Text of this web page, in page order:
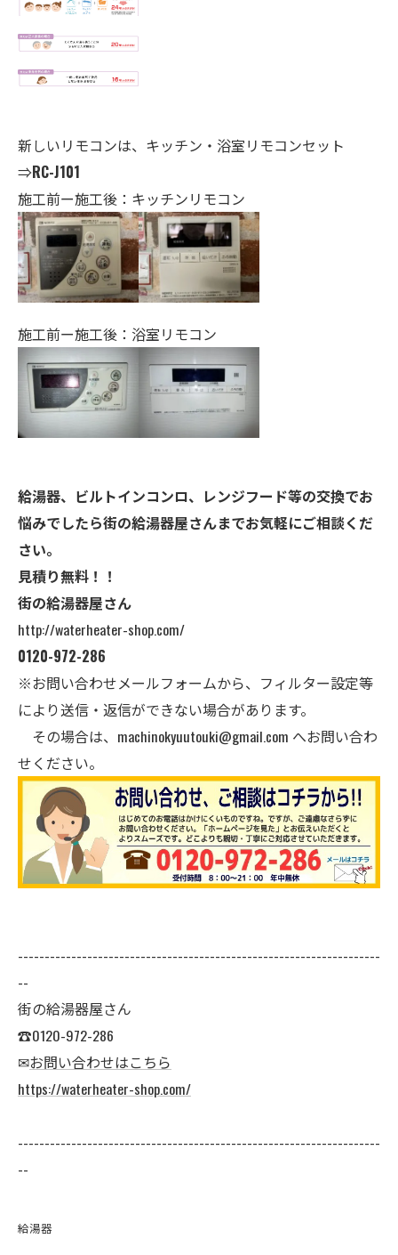
新しいリモコンは、キッチン・ 浴室リモコンセット
⇒RC-J101
施工前ー施工後：キッチンリモコン
施工前ー施工後：浴室リモコン
給湯器、ビルトインコンロ、レンジフード等の交換でお
悩みでしたら街の給湯器屋さんまでお気軽にご相談くだ
さい。
見積り無料！！
街の給湯器屋さん
http://waterheater-shop.com/
0120-972-286
※お問い合わせメールフォームから、フィルター設定等
により送信・返信ができない場合があります。
その場合は、 machinokyuutouki@gmail.com へお問い合わ
せください。
--------------------------------------------------------------------
--
街の給湯器屋さん
☎0120-972-286
✉お問い合わせはこちら
https://waterheater-shop.com/
--------------------------------------------------------------------
--
給湯器